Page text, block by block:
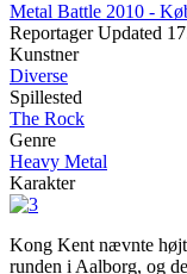
Metal Battle 2010 -
Reportager Updated
Kunstner
Diverse
Spillested
The Rock
Genre
Heavy Metal
Karakter
Kong Kent nævnte
runden i Aalborg, og